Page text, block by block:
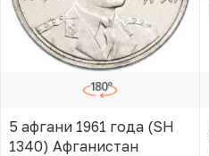
5 афгани 1961 года (SH
1340) Афганистан